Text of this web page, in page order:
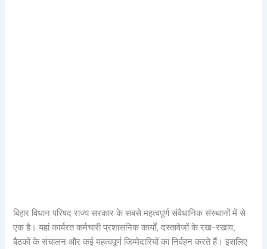
बिहार विधान परिषद राज्य सरकार के सबसे महत्वपूर्ण संवैधानिक संस्थानों में से
एक है। यहां कार्यरत कर्मचारी प्रशासनिक कार्यों, दस्तावेजों के रख-रखाव,
बैठकों के संचालन और कई महत्वपूर्ण जिम्मेदारियों का निर्वहन करते हैं। इसलिए